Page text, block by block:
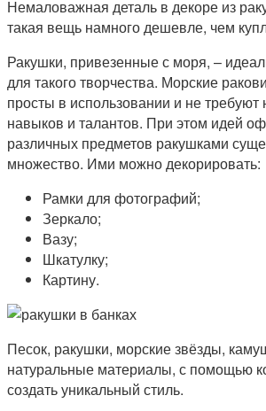
Немаловажная деталь в декоре из
такая вещь намного дешевле, чем
Ракушки, привезенные с моря, –
для такого творчества. Морские
просты в использовании и не
навыков и талантов. При этом идей
различных предметов ракушками
множество. Ими можно декорировать:
Рамки для фотографий;
Зеркало;
Вазу;
Шкатулку;
Картину.
Песок, ракушки, морские звёзды,
натуральные материалы, с помощью
создать уникальный стиль.